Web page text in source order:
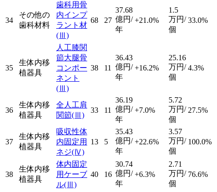
34
その他の
歯科材料
歯科用骨
内インプ
ラント材
(Ⅲ)
68 27
37.68
億円/
年
+21.0%
1.5
万円/
個
33.0%
35
生体内移
植器具
人工膝関
節大腿骨
コンポー
ネント
(Ⅲ)
38 11
36.43
億円/
年
+16.2%
25.16
万円/
個
4.3%
36
生体内移
植器具
全人工肩
関節(Ⅲ)
33 11
36.19
億円/
年
+7.0%
5.72
万円/
個
27.5%
37
生体内移
植器具
吸収性体
内固定用
ネジ(Ⅳ)
13 5
35.43
億円/
年
+22.6%
3.57
万円/
個
100.0%
38
生体内移
植器具
体内固定
用ケーブ
ル(Ⅲ)
40 16
30.74
億円/
年
+6.3%
2.71
万円/
個
76.6%